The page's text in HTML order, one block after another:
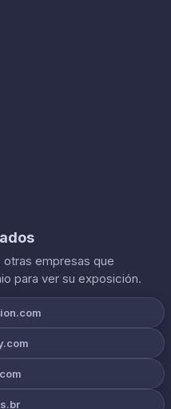
empresas que
para ver su exposición.